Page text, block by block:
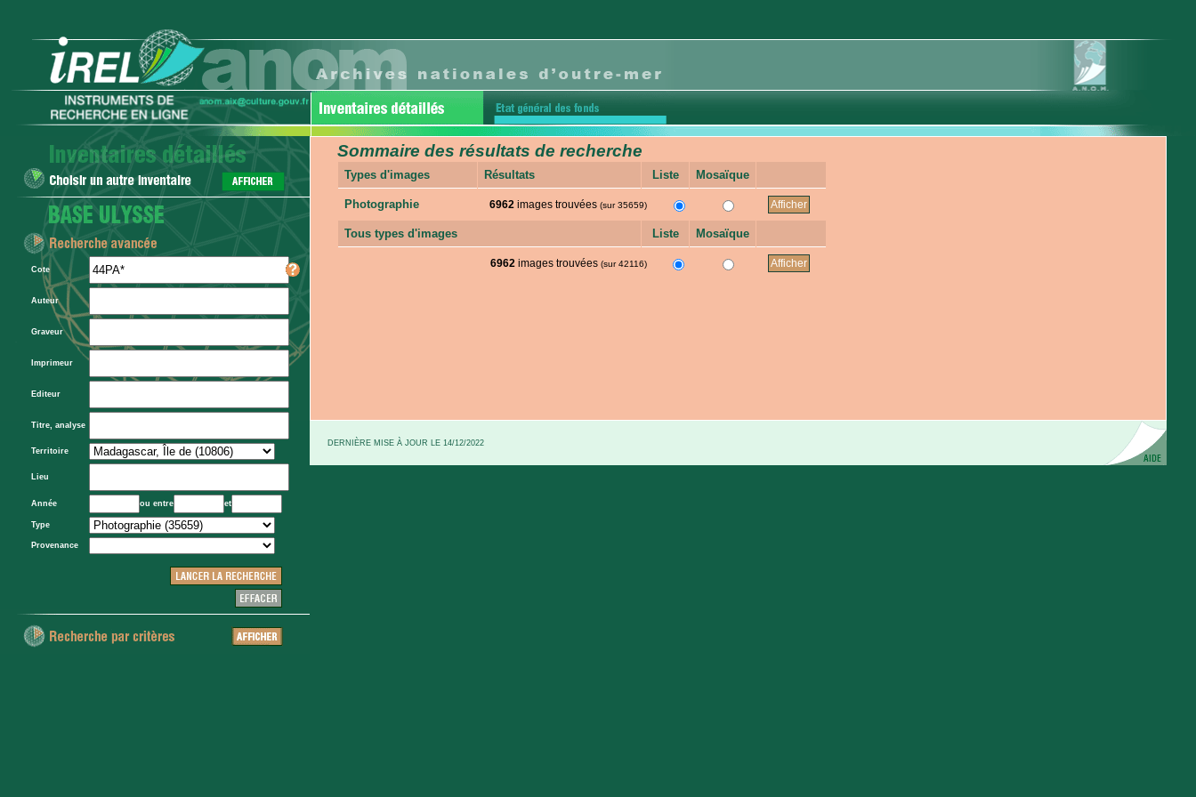
Cote
Auteur
Graveur
Imprimeur
Editeur
Titre, analyse
Territoire
Lieu
Année ou entre et
Type
Provenance
Sommaire des résultats de recherche
Types d'images Résultats Liste Mosaïque
Photographie 6962 images trouvées (sur 35659)
Tous types d'images Liste Mosaïque
6962 images trouvées (sur 42116)
DERNIÈRE MISE À JOUR LE 14/12/2022